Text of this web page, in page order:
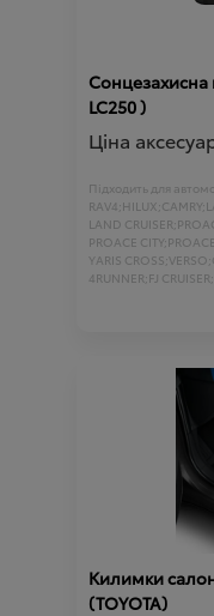
Сонцезахисна
LC250 )
Ціна
Підходить для
RAV4;HILUX;CAMRY;
LAND CRUISER;
PROACE CITY;
YARIS CROSS;VERSO;
4RUNNER;FJ CRUISER;
Килимки
(TOYOTA)